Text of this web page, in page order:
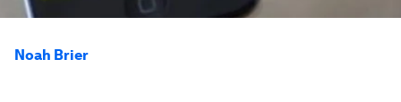
Noah Brier